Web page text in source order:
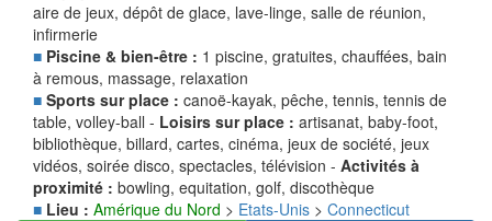
aire de jeux, dépôt de glace, lave-linge, salle de réunion,
infirmerie
■ Piscine & bien-être : 1 piscine, gratuites, chauffées, bain
à remous, massage, relaxation
■ Sports sur place : canoë-kayak, pêche, tennis, tennis de
table, volley-ball - Loisirs sur place : artisanat, baby-foot,
bibliothèque, billard, cartes, cinéma, jeux de société, jeux
vidéos, soirée disco, spectacles, télévision - Activités à
proximité : bowling, equitation, golf, discothèque
■ Lieu : Amérique du Nord > Etats-Unis > Connecticut